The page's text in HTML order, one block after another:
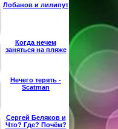
Лобанов и лилипут
Когда нечем
заняться на пляже
Нечего терять -
Scatman
Сергей Беляков и
Что? Где? Почём?